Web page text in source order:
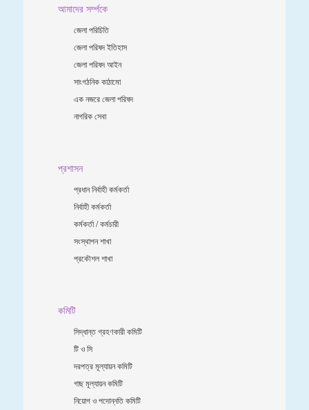
আমাদের সর্ম্পকে
জেলা পরিচিতি
জেলা পরিষদ ইতিহাস
জেলা পরিষদ আইন
সাংগঠনিক কাঠামো
এক নজরে জেলা পরিষদ
নাগরিক সেবা
প্রশাসন
প্রধান নির্বাহী কর্মকর্তা
নির্বাহী কর্মকর্তা
কর্মকর্তা / কর্মচারী
সংস্থাপন শাখা
প্রকৌশল শাখা
কমিটি
সিদ্ধান্ত গ্রহণকারী কমিটি
টি ও সি
দরপত্র মূল্যায়ন কমিটি
গাছ মূল্যায়ন কমিটি
নিয়োগ ও পদোন্নতি কমিটি